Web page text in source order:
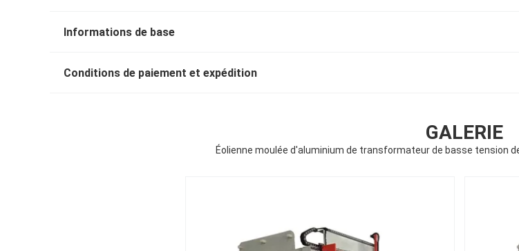
Informations de base
Conditions de paiement et expédition
GALERIE
Éolienne moulée d'aluminium de transformateur de basse tension